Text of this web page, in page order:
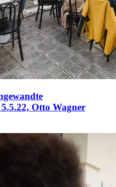
Otto Wagner